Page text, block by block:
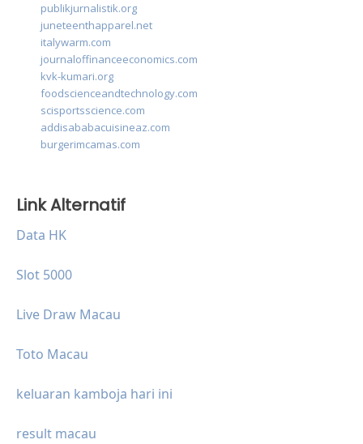
publikjurnalistik.org
juneteenthapparel.net
italywarm.com
journaloffinanceeconomics.com
kvk-kumari.org
foodscienceandtechnology.com
scisportsscience.com
addisababacuisineaz.com
burgerimcamas.com
Link Alternatif
Data HK
Slot 5000
Live Draw Macau
Toto Macau
keluaran kamboja hari ini
result macau